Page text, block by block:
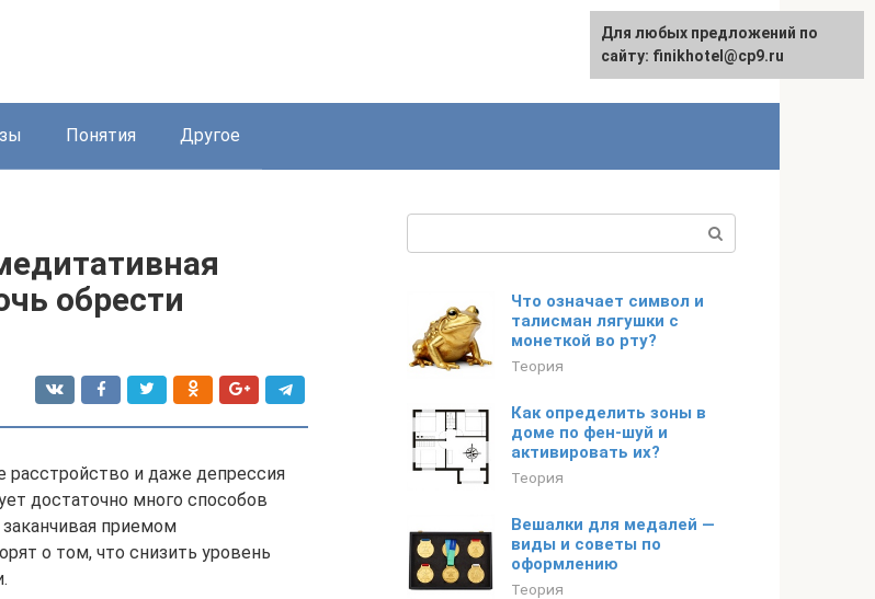
English
Понятия Другое
обрести
и даже депрессия
достаточно много способов
приемом
о том, что снизить уровень
Что означает символ и
талисман лягушки с
монеткой во рту?
Теория
Как определить зоны в
доме по фен-шуй и
активировать их?
Теория
Вешалки для медалей —
виды и советы по
оформлению
Теория
Для любых предложений по
сайту: finikhotel@cp9.ru